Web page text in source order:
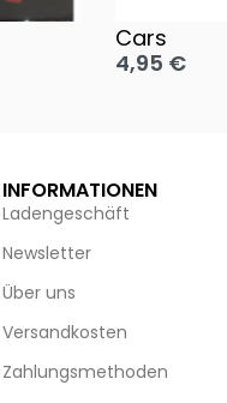
Cars
4,95 €
INFORMATIONEN
Ladengeschäft
Newsletter
Über uns
Versandkosten
Zahlungsmethoden